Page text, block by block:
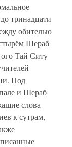
тринадцати
обителью
Шераб
Тай Ситу
Под
и Шераб
слова
к сутрам,